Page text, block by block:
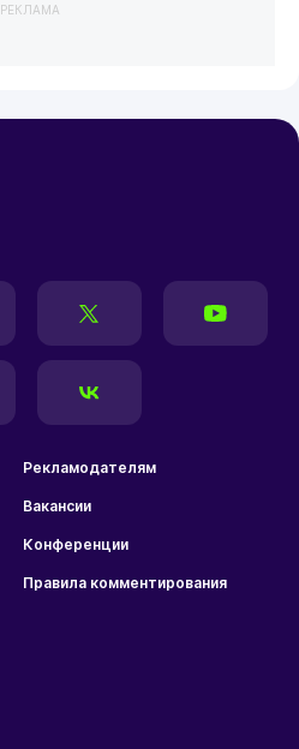
РЕКЛАМА
Рекламодателям
Вакансии
Конференции
Правила комментирования